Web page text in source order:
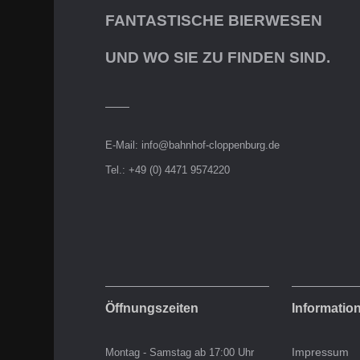
FANTASTISCHE BIERWESEN
UND WO SIE ZU FINDEN SIND.
E-Mail: info@bahnhof-cloppenburg.de
Tel.: +49 (0) 4471 9574220
Öffnungszeiten
Montag - Samstag ab 17:00 Uhr Impressum